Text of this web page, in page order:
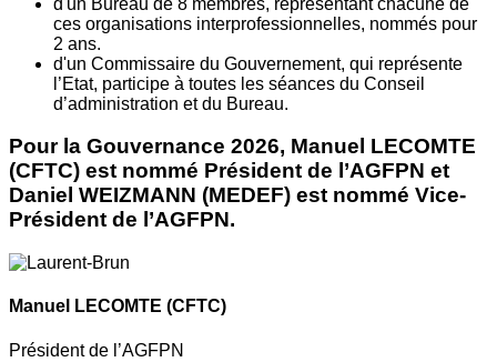
ces organisations interprofessionnelles, nommés pour
2 ans.
d'un Commissaire du Gouvernement, qui représente
l’Etat, participe à toutes les séances du Conseil
d’administration et du Bureau.
Pour la Gouvernance 2026, Manuel LECOMTE
(CFTC) est nommé Président de l’AGFPN et
Daniel WEIZMANN (MEDEF) est nommé Vice-
Président de l’AGFPN.
Manuel LECOMTE (CFTC)
Président de l’AGFPN